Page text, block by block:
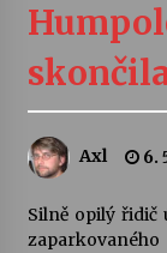
Axl 6.
Silně opilý řidič